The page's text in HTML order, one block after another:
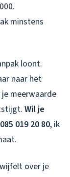
minstens
loont.
naar het
meerwaarde
Wil je
019 20 80, ik
over je